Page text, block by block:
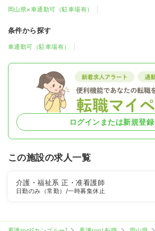
岡山県×車通勤可（駐車場有）
条件から探す
車通勤可（駐車場有）
ログインまたは新規登録
この施設の求人一覧
介護・福祉系正・准看護師
日勤のみ（常勤） /一時募集休止